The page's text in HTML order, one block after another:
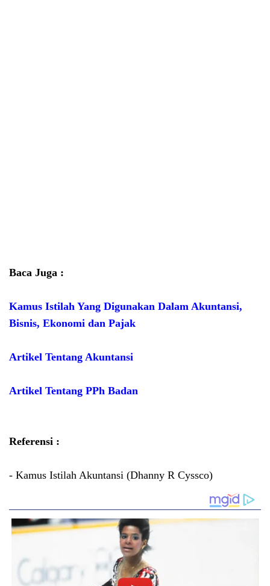
Baca Juga :
Kamus Istilah Yang Digunakan Dalam Akuntansi,
Bisnis, Ekonomi dan Pajak
Artikel Tentang Akuntansi
Artikel Tentang PPh Badan
Referensi :
- Kamus Istilah Akuntansi (Dhanny R Cyssco)